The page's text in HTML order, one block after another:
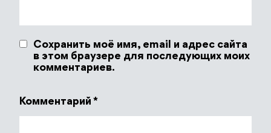
Сохранить моё имя, email и адрес сайта
в этом браузере для последующих моих
комментариев.
Комментарий *